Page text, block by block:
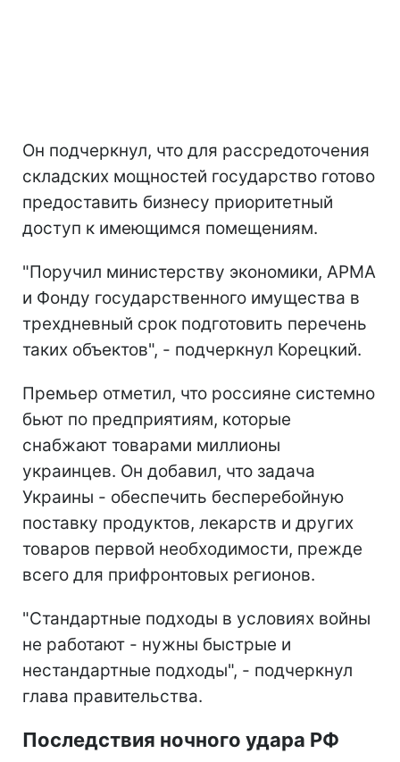
Он подчеркнул, что для рассредоточения
складских мощностей государство готово
предоставить бизнесу приоритетный
доступ к имеющимся помещениям.
"Поручил министерству экономики, АРМА
и Фонду государственного имущества в
трехдневный срок подготовить перечень
таких объектов", - подчеркнул Корецкий.
Премьер отметил, что россияне системно
бьют по предприятиям, которые
снабжают товарами миллионы
украинцев. Он добавил, что задача
Украины - обеспечить бесперебойную
поставку продуктов, лекарств и других
товаров первой необходимости, прежде
всего для прифронтовых регионов.
"Стандартные подходы в условиях войны
не работают - нужны быстрые и
нестандартные подходы", - подчеркнул
глава правительства.
Последствия ночного удара РФ